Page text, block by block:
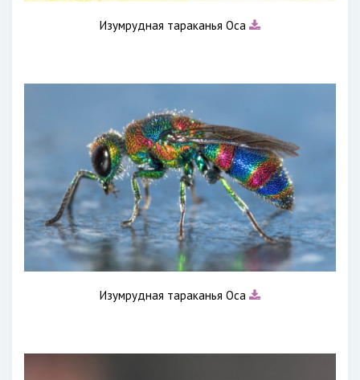
Изумрудная тараканья Оса
Изумрудная тараканья Оса